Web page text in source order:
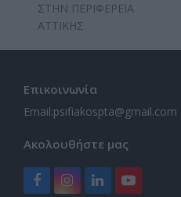
ΣΤΗΝ ΠΕΡΙΦΕΡΕΙΑ
ΑΤΤΙΚΗΣ
Επικοινωνία
Email:psifiakospta@gmail.com
Ακολουθήστε μας
Facebook
Instagram
LinkedInYouTube